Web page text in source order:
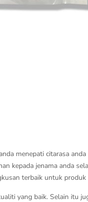
menepati citarasa
kepada jenama anda
terbaik untuk produk
yang baik. Selain itu